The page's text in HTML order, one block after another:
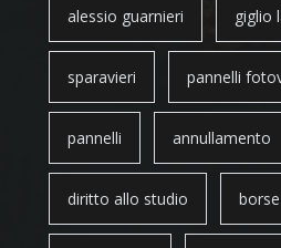
alessio guarnieri giglio
sparavieri pannelli
pannelli annullamento
diritto allo studio